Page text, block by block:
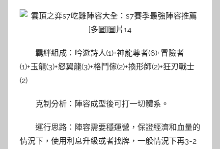
羈絆組成：吟遊詩人(1)+神龍尊者(6)+冒險者
(1)+玉龍(3)+怒翼龍(3)+格鬥傢(2)+換形師(2)+狂刃戰士
(2)
克制分析：陣容成型後可打一切體系。
運行思路：陣容需要穩運營，保證經濟和血量的
情況下，使用利息升級或者找牌，一般情況下再3-2